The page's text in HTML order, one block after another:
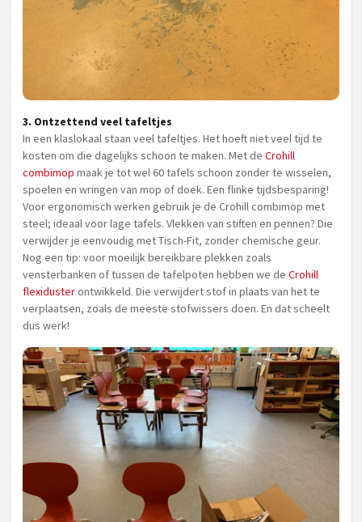
3. Ontzettend veel tafeltjes
In een klaslokaal staan veel tafeltjes. Het hoeft niet veel tijd te
kosten om die dagelijks schoon te maken. Met de Crohill
combimop maak je tot wel 60 tafels schoon zonder te wisselen,
spoelen en wringen van mop of doek. Een flinke tijdsbesparing!
Voor ergonomisch werken gebruik je de Crohill combimop met
steel; ideaal voor lage tafels. Vlekken van stiften en pennen? Die
verwijder je eenvoudig met Tisch-Fit, zonder chemische geur.
Nog een tip: voor moeilijk bereikbare plekken zoals
vensterbanken of tussen de tafelpoten hebben we de Crohill
flexidusterontwikkeld. Die verwijdert stof in plaats van het te
verplaatsen, zoals de meeste stofwissers doen. En dat scheelt
dus werk!